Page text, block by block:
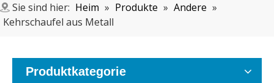
Sie sind hier: Heim » Produkte » Andere »
Kehrschaufel aus Metall
Produktkategorie